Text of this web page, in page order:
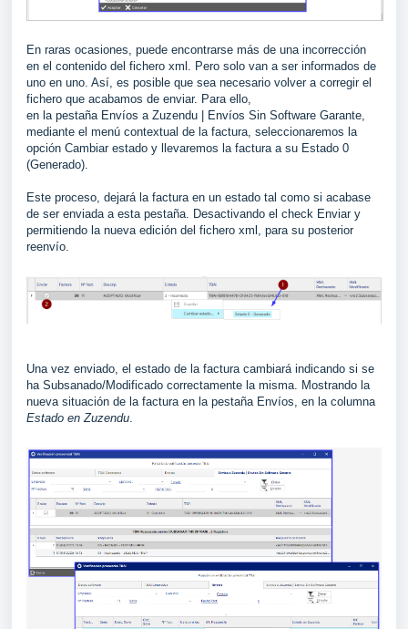
En raras ocasiones, puede encontrarse más de una incorrección
en el contenido del fichero xml. Pero solo van a ser informados de
uno en uno. Así, es posible que sea necesario volver a corregir el
fichero que acabamos de enviar. Para ello,
en la pestaña Envíos a Zuzendu | Envíos Sin Software Garante,
mediante el menú contextual de la factura, seleccionaremos la
opción Cambiar estado y llevaremos la factura a su Estado 0
(Generado).
Este proceso, dejará la factura en un estado tal como si acabase
de ser enviada a esta pestaña. Desactivando el check Enviar y
permitiendo la nueva edición del fichero xml, para su posterior
reenvío.
Una vez enviado, el estado de la factura cambiará indicando si se
ha Subsanado/Modificado correctamente la misma. Mostrando la
nueva situación de la factura en la pestaña Envíos, en la columna
Estado en Zuzendu